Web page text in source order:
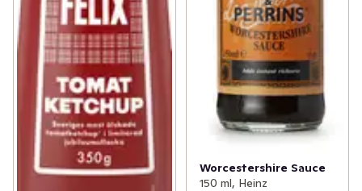
Worcestershire Sauce
150 ml, Heinz